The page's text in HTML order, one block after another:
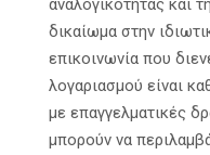
αναλογικότητας και
δικαίωμα στην
επικοινωνία που
λογαριασμού είναι
με επαγγελματικές
μπορούν να